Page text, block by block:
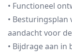
• Functioneel
•
aandacht voor
• Bijdrage aan